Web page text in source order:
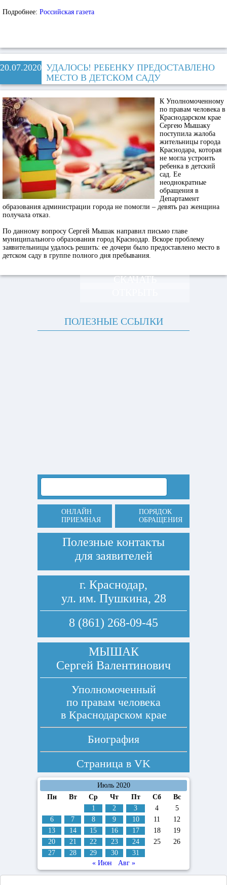
Подробнее: Российская газета
20.07.2020 УДАЛОСЬ! РЕБЕНКУ ПРЕДОСТАВЛЕНО
МЕСТО В ДЕТСКОМ САДУ
К Уполномоченному
по правам человека в
Краснодарском крае
Сергею Мышаку
поступила жалоба
жительницы города
Краснодара, которая
не могла устроить
ребенка в детский
сад. Ее
неоднократные
обращения в
Департамент
образования администрации города не помогли – девять раз женщина
получала отказ.
По данному вопросу Сергей Мышак направил письмо главе
муниципального образования город Краснодар. Вскоре проблему
заявительницы удалось решить: ее дочери было предоставлено место в
детском саду в группе полного дня пребывания.
СКАЧАТЬ
ПОЛЕЗНЫЕ ССЫЛКИ
ОНЛАЙН
ПРИЕМНАЯ
ПОРЯДОК
ОБРАЩЕНИЯ
Полезные контакты
для заявителей
г. Краснодар,
ул. им. Пушкина, 28
8 (861) 268-09-45
МЫШАК
Сергей Валентинович
Уполномоченный
по правам человека
в Краснодарском крае
Биография
Страница в VK
Июль 2020
Пн
Вт Ср Чт Пт Сб
Вс
1
2 3 4
5
6
7 8 9 10 11
12
13
14 15 16 17 18
19
20
21 22 23 24 25
26
27
28 29 30
31
« Июн
Авг »